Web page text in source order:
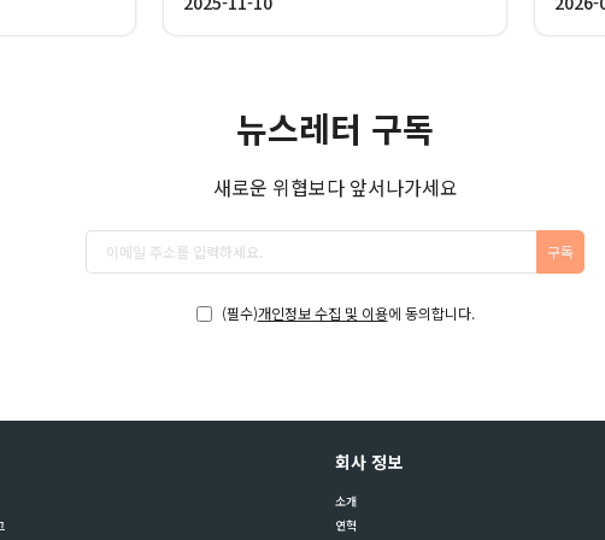
소 얼라이언스 프로그램’ 협약을 체결
으로 엔터프라이즈 IAM(Identity and
본격 공략할 예정이다.
신규
뉴스레터 구독
새로운 위협보다 앞서나가세요
구독
(필수)개인정보 수집 및 이용에 동의합니다.
회사 정보
소개
연혁